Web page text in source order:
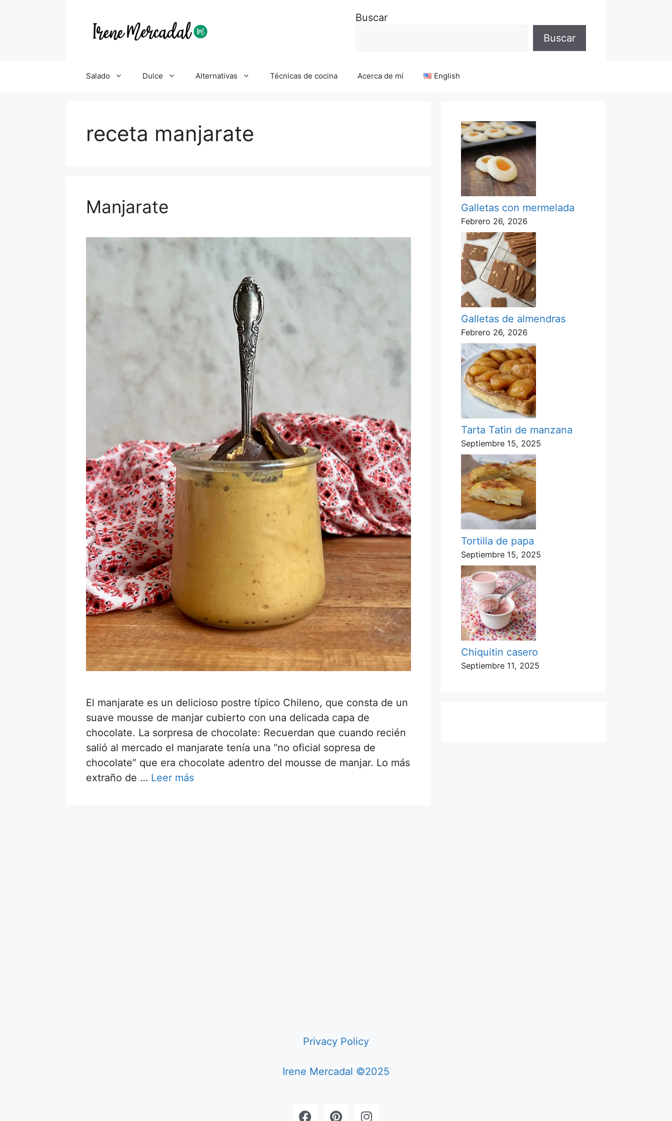
Buscar
Buscar
Salado Dulce Alternativas Técnicas de cocina Acerca de mí English
receta manjarate
Manjarate
El manjarate es un delicioso postre típico Chileno, que consta de un
suave mousse de manjar cubierto con una delicada capa de
chocolate. La sorpresa de chocolate: Recuerdan que cuando recién
salió al mercado el manjarate tenía una “no oficial sopresa de
chocolate” que era chocolate adentro del mousse de manjar. Lo más
extraño de … Leer más
Galletas con mermelada
Febrero 26, 2026
Galletas de almendras
Febrero 26, 2026
Tarta Tatin de manzana
Septiembre 15, 2025
Tortilla de papa
Septiembre 15, 2025
Chiquitin casero
Septiembre 11, 2025
Privacy Policy
Irene Mercadal ©2025